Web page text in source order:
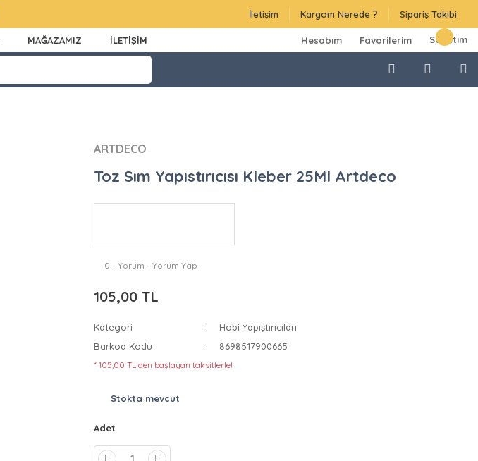
İletişim Kargom Nerede ? Sipariş Takibi
MAĞAZAMIZ İLETİŞİM Hesabım Favorilerim Sepetim
ARTDECO
Toz Sım Yapıstırıcısı Kleber 25Ml Artdeco
0 - Yorum - Yorum Yap
105,00 TL
Kategori
Hobi Yapıştırıcıları
Barkod Kodu
8698517900665
* 105,00 TL den başlayan taksitlerle!
Stokta mevcut
Adet